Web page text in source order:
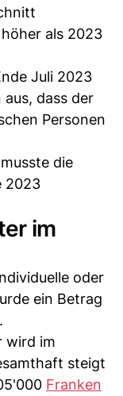
als 2023
Juli 2023
dass der
Personen
die
2023
im
oder
ein Betrag
wird im
steigt
Franken